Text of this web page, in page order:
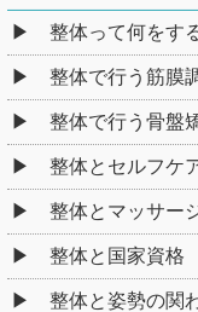
整体って何をす
整体で行う筋膜
整体で行う骨盤
整体とセルフケ
整体とマッサー
整体と国家資格
整体と姿勢の関